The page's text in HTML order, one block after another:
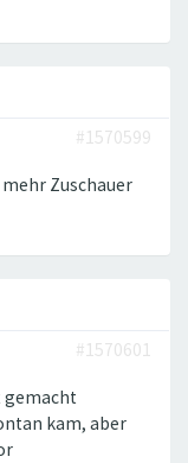
#1570599
Zuschauer
#1570601
gemacht
kam, aber